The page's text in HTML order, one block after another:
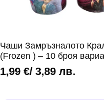
Чаши Замръзналото
(Frozen ) – 10 броя
1,99 €/ 3,89 лв.